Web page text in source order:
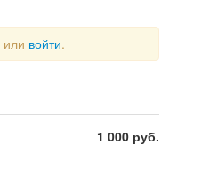
или войти.
1 000 руб.